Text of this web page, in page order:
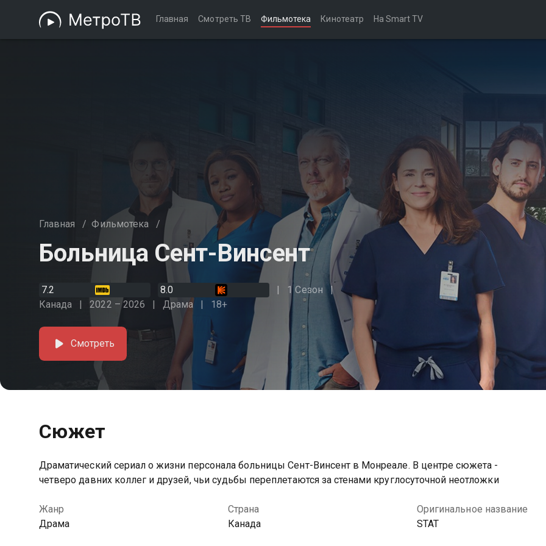
Главная Смотреть ТВ Фильмотека Кинотеатр На Smart TV
Главная / Фильмотека /
Больница Сент-Винсент
7.2 8.0
1 Сезон
Канада
2022 – 2026 Драма 18+
Смотреть
Сюжет
Драматический сериал о жизни персонала больницы Сент-Винсент в Монреале. В центре сюжета -
четверо давних коллег и друзей, чьи судьбы переплетаются за стенами круглосуточной неотложки
Жанр
Драма
Страна
Канада
Оригинальное название
STAT